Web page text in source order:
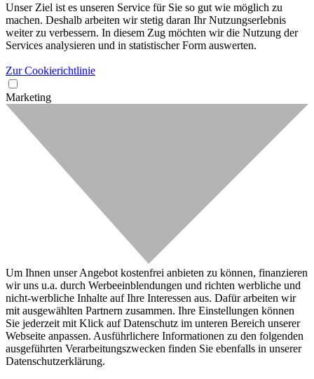
Unser Ziel ist es unseren Service für Sie so gut wie möglich zu
machen. Deshalb arbeiten wir stetig daran Ihr Nutzungserlebnis
weiter zu verbessern. In diesem Zug möchten wir die Nutzung der
Services analysieren und in statistischer Form auswerten.
Zur Cookierichtlinie
Marketing
Um Ihnen unser Angebot kostenfrei anbieten zu können, finanzieren
wir uns u.a. durch Werbeeinblendungen und richten werbliche und
nicht-werbliche Inhalte auf Ihre Interessen aus. Dafür arbeiten wir
mit ausgewählten Partnern zusammen. Ihre Einstellungen können
Sie jederzeit mit Klick auf Datenschutz im unteren Bereich unserer
Webseite anpassen. Ausführlichere Informationen zu den folgenden
ausgeführten Verarbeitungszwecken finden Sie ebenfalls in unserer
Datenschutzerklärung.